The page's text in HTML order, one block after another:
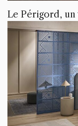
Le Périgord, un